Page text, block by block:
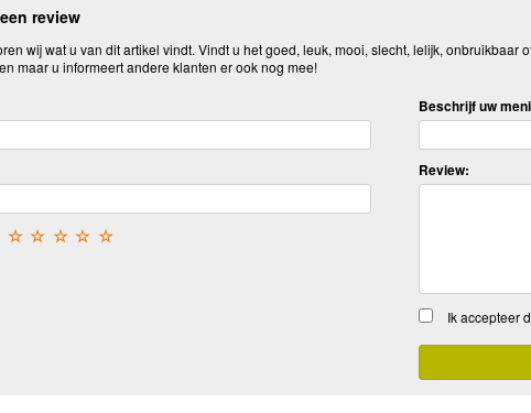
review
wij wat u van dit artikel vindt. Vindt u het goed, leuk, mooi, slecht, lelijk, onbruikbaar
maar u informeert andere klanten er ook nog mee!
☆
☆
☆
☆
☆
Beschrijf uw
Review:
Ik accepteer